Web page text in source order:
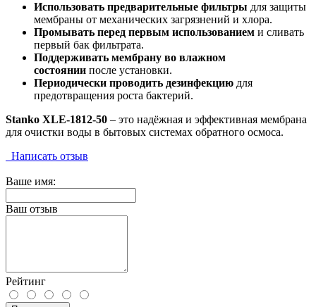
Использовать предварительные фильтры для защиты
мембраны от механических загрязнений и хлора.
Промывать перед первым использованием и сливать
первый бак фильтрата.
Поддерживать мембрану во влажном
состоянии после установки.
Периодически проводить дезинфекцию для
предотвращения роста бактерий.
Stanko XLE-1812-50 – это надёжная и эффективная мембрана
для очистки воды в бытовых системах обратного осмоса.
Написать отзыв
Ваше имя:
Ваш отзыв
Рейтинг